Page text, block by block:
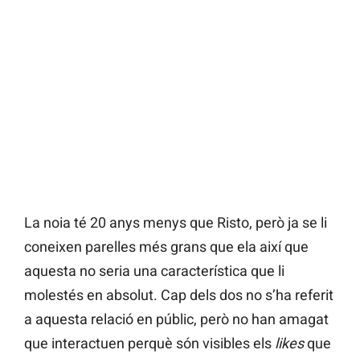
La noia té 20 anys menys que Risto, però ja se li
coneixen parelles més grans que ela així que
aquesta no seria una característica que li
molestés en absolut. Cap dels dos no s’ha referit
a aquesta relació en públic, però no han amagat
que interactuen perquè són visibles els likesque